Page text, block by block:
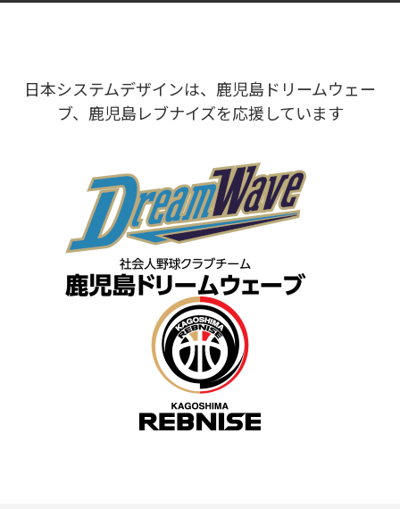
日本システムデザインは、鹿児島ドリームウェー
ブ、鹿児島レブナイズを応援しています